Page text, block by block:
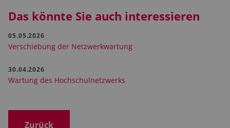
Das könnte Sie auch interessieren
05.05.2026
Verschiebung der Netzwerkwartung
30.04.2026
Wartung des Hochschulnetzwerks
Zurück